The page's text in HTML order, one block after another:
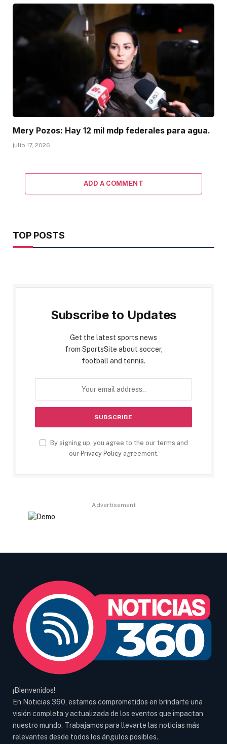
Mery Pozos: Hay 12 mil mdp federales para agua.
julio 17, 2026
ADD A COMMENT
TOP POSTS
Subscribe to Updates
Get the latest sports news
from SportsSite about soccer,
football and tennis.
By signing up, you agree to the our terms and
our Privacy Policyagreement.
Advertisement
¡Bienvenidos!
En Noticias 360, estamos comprometidos en brindarte una
visión completa y actualizada de los eventos que impactan
nuestro mundo. Trabajamos para llevarte las noticias más
relevantes desde todos los ángulos posibles.